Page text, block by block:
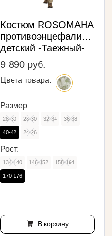
Костюм ROSOMAHA
противоэнцефалитный
детский -Таежный-
9 890 руб.
Цвета товара:
Размер:
28-30 28-30 32-34 36-38
40-42 24-26
Рост:
134-140 146-152 158-164
170-176
В корзину